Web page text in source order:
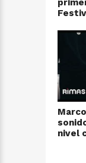
nivel